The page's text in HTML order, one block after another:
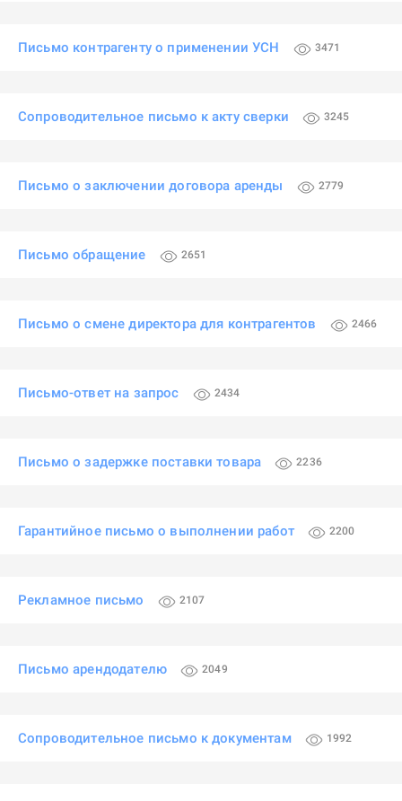
Письмо контрагенту о применении УСН 3471
Сопроводительное письмо к акту сверки 3245
Письмо о заключении договора аренды 2779
Письмо обращение 2651
Письмо о смене директора для контрагентов 2466
Письмо-ответ на запрос 2434
Письмо о задержке поставки товара 2236
Гарантийное письмо о выполнении работ 2200
Рекламное письмо 2107
Письмо арендодателю 2049
Сопроводительное письмо к документам 1992